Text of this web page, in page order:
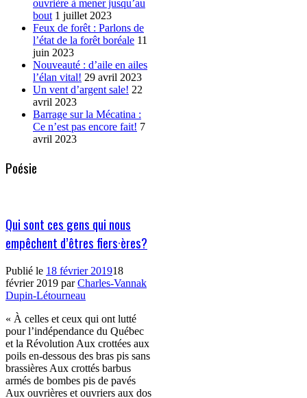
ouvrière à mener jusqu’au
bout 1 juillet 2023
Feux de forêt : Parlons de
l’état de la forêt boréale 11
juin 2023
Nouveauté : d’aile en ailes
l’élan vital! 29 avril 2023
Un vent d’argent sale! 22
avril 2023
Barrage sur la Mécatina :
Ce n’est pas encore fait! 7
avril 2023
Poésie
Qui sont ces gens qui nous
empêchent d’êtres fiers·ères?
Publié le 18 février 201918
février 2019 parCharles-Vannak
Dupin-Létourneau
« À celles et ceux qui ont lutté
pour l’indépendance du Québec
et la Révolution Aux crottées aux
poils en-dessous des bras pis sans
brassières Aux crottés barbus
armés de bombes pis de pavés
Aux ouvrières et ouvriers aux dos